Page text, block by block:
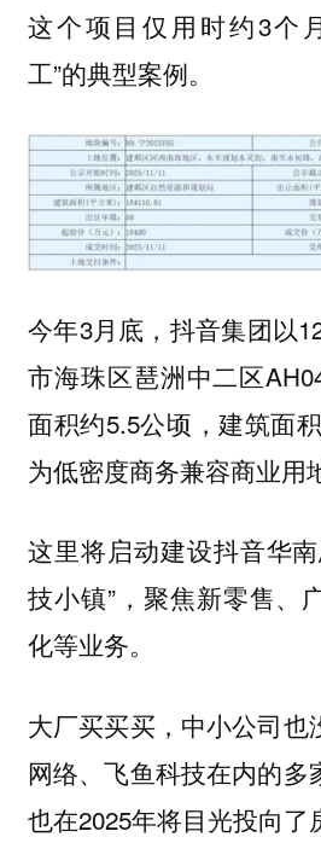
这个项目仅用时约3个
工”的典型案例。
今年3月底，抖音集团以
市海珠区琶洲中二区
面积约5.5公顷，建筑面
为低密度商务兼容商业用
这里将启动建设抖音华
技小镇”，聚焦新零售、
化等业务。
大厂买买买，中小公司也
网络、飞鱼科技在内的多
也在2025年将目光投向了